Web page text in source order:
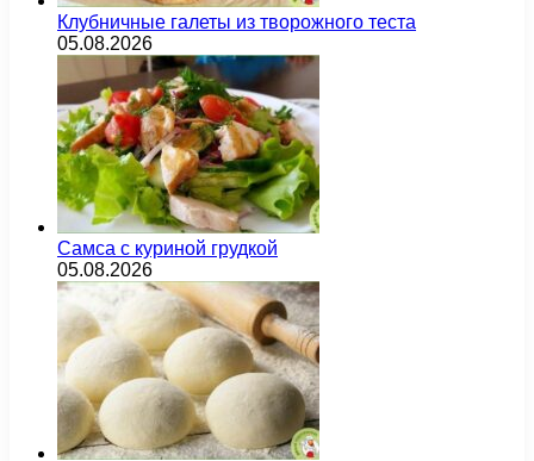
Клубничные галеты из творожного теста
05.08.2026
Самса с куриной грудкой
05.08.2026